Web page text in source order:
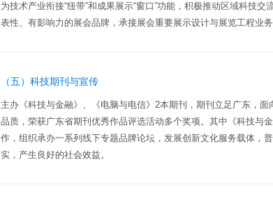
为技术产业衔接“纽带”和成果展示“窗口”功能，积极推动区域科技
表性、有影响力的展会品牌，承接展会重要展示设计与展览工程业
（五）科技期刊与宣传
主办《科技与金融》、《电脑与电信》2本期刊，期刊立足广东，
品质，荣获广东省期刊优秀作品评选活动多个奖项。其中《科技与
作，组织承办一系列线下专题品牌论坛，发展创新文化服务载体，
实，产生良好的社会效益。